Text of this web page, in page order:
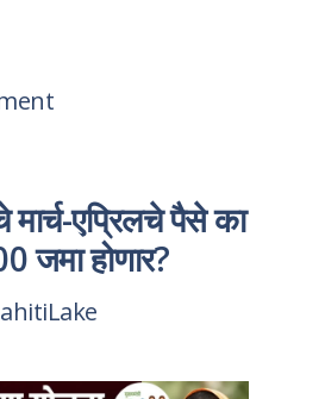
मार्च-एप्रिलचे पैसे का
होणार?